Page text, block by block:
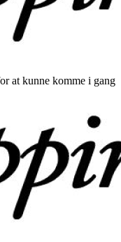
at kunne komme i gang